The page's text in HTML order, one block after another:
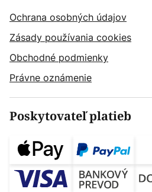
Ochrana osobných údajov
Zásady používania cookies
Obchodné podmienky
Právne oznámenie
Poskytovateľ platieb